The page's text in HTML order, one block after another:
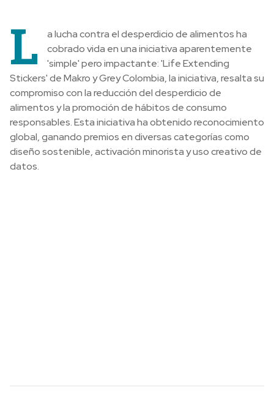
L
a lucha contra el desperdicio de alimentos ha
cobrado vida en una iniciativa aparentemente
'simple' pero impactante: 'Life Extending
Stickers' de Makro y Grey Colombia, la iniciativa, resalta su
compromiso con la reducción del desperdicio de
alimentos y la promoción de hábitos de consumo
responsables. Esta iniciativa ha obtenido reconocimiento
global, ganando premios en diversas categorías como
diseño sostenible, activación minorista y uso creativo de
datos.